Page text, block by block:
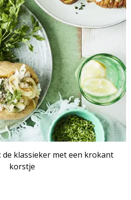
de klassieker met een krokant
korstje